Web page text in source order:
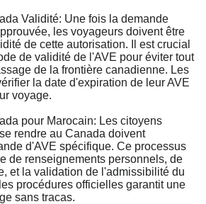
Validité: Une fois la demande
les voyageurs doivent être
de cette autorisation. Il est crucial
de validité de l'AVE pour éviter tout
de la frontière canadienne. Les
la date d'expiration de leur AVE
voyage.
pour Marocain: Les citoyens
rendre au Canada doivent
d'AVE spécifique. Ce processus
de renseignements personnels, de
et la validation de l'admissibilité du
procédures officielles garantit une
sans tracas.